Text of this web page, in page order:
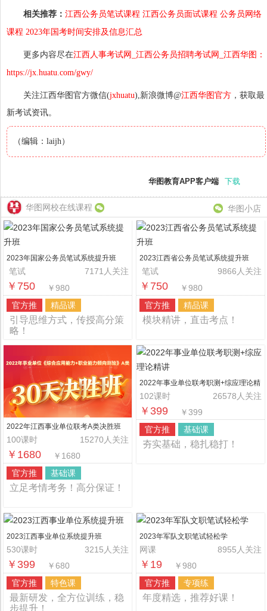
相关推荐： 江西公务员笔试课程 江西公务员面试课程 公务员网络
课程 2023年国考时间安排及信息汇总
更多内容尽在江西人事考试网_江西公务员招聘考试网_江西华图：
https://jx.huatu.com/gwy/
关注江西华图官方微信(jxhuatu),新浪微博@江西华图官方 ，获取最
新考试资讯。
（编辑：laijh）
华图教育APP客户端 下载
华图网校在线课程 华图小店
2023年国家公务员笔试系统提升班
7171人关注
笔试
￥750
￥980
官方推
精品课
引导思维方式，传授高分策
略！
2023江西省公务员笔试系统提升班
9866人关注
笔试
￥750
￥980
官方推
精品课
模块精讲，直击考点！
2022年江西事业单位联考A类决胜班
15270人关注
100课时
￥1680
￥1680
官方推
基础课
立足考情考务！高分保证！
2022年事业单位联考职测+综应理论精
讲
26578人关注
102课时
￥399
￥399
官方推
基础课
夯实基础，稳扎稳打！
2023江西事业单位系统提升班
3215人关注
530课时
￥399
￥680
官方推
特色课
最新研发，全方位训练，稳
步提升！
2023年军队文职笔试轻松学
8955人关注
网课
￥19
￥980
官方推
专项练
年度精选，推荐好课！